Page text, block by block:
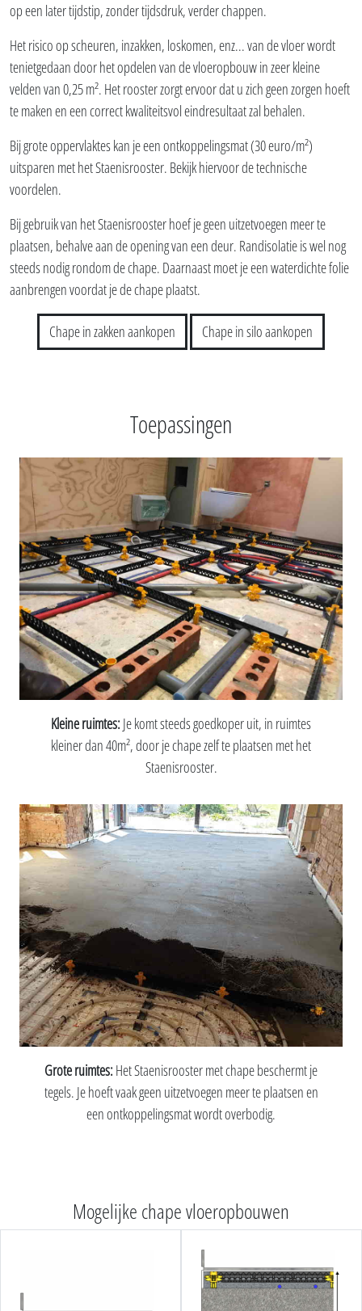
op een later tijdstip, zonder tijdsdruk, verder chappen.
Het risico op scheuren, inzakken, loskomen, enz... van de vloer wordt
tenietgedaan door het opdelen van de vloeropbouw in zeer kleine
velden van 0,25 m². Het rooster zorgt ervoor dat u zich geen zorgen hoeft
te maken en een correct kwaliteitsvol eindresultaat zal behalen.
Bij grote oppervlaktes kan je een ontkoppelingsmat (30 euro/m²)
uitsparen met het Staenisrooster. Bekijk hiervoor de technische
voordelen.
Bij gebruik van het Staenisrooster hoef je geen uitzetvoegen meer te
plaatsen, behalve aan de opening van een deur. Randisolatie is wel nog
steeds nodig rondom de chape. Daarnaast moet je een waterdichte folie
aanbrengen voordat je de chape plaatst.
Chape in zakken aankopen Chape in silo aankopen
Toepassingen
Kleine ruimtes:Je komt steeds goedkoper uit, in ruimtes
kleiner dan 40m², door je chape zelf te plaatsen met het
Staenisrooster.
Grote ruimtes:Het Staenisrooster met chape beschermt je
tegels. Je hoeft vaak geen uitzetvoegen meer te plaatsen en
een ontkoppelingsmat wordt overbodig.
Mogelijke chape vloeropbouwen